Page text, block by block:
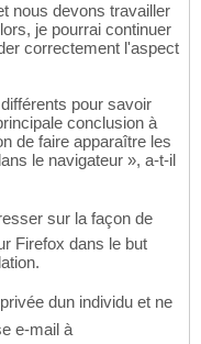
nous devons travailler
je pourrai continuer
correctement l'aspect
pour savoir
conclusion à
de faire apparaître les
le navigateur », a-t-il
sur la façon de
Firefox dans le but
dun individu et ne
e-mail à